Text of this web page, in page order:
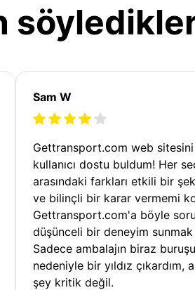
Sam W
Gettransport.com web sitesini
kullanıcı dostu buldum! Her
arasındaki farkları etkili bir
ve bilinçli bir karar vermemi
Gettransport.com'a böyle
düşünceli bir deneyim
Sadece ambalajın biraz
nedeniyle bir yıldız çıkardım,
şey kritik değil.